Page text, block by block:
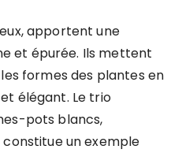
apportent une
et épurée. Ils mettent
formes des plantes en
élégant. Le trio
pots blancs,
constitue un exemple